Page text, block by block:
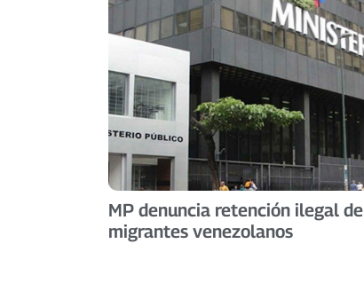
MP denuncia retención ilegal de
migrantes venezolanos